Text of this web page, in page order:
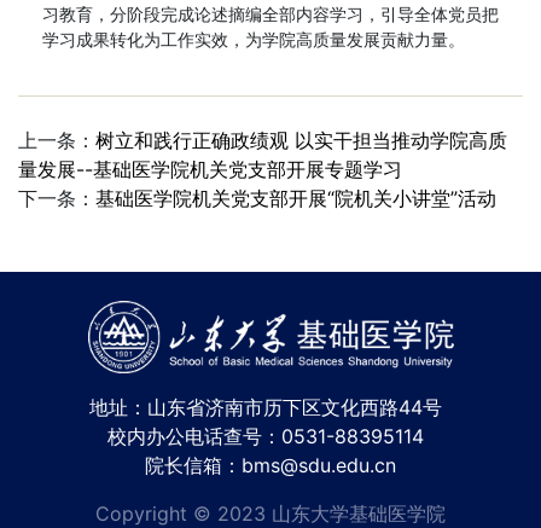
习教育，分阶段完成论述摘编全部内容学习，引导全体党员把
学习成果转化为工作实效，为学院高质量发展贡献力量。
上一条： 树立和践行正确政绩观 以实干担当推动学院高质
量发展--基础医学院机关党支部开展专题学习
下一条： 基础医学院机关党支部开展“院机关小讲堂”活动
地址：山东省济南市历下区文化西路44号
校内办公电话查号：0531-88395114
院长信箱：bms@sdu.edu.cn
Copyright © 2023 山东大学基础医学院